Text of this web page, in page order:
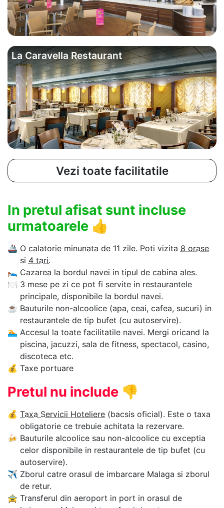
La Caravella Restaurant
Vezi toate facilitatile
In pretul afisat sunt incluse
urmatoarele 👍
🚢 O calatorie minunata de 11 zile. Poti vizita 8 orase
si 4 tari.
🛌 Cazarea la bordul navei in tipul de cabina ales.
🍽 3 mese pe zi ce pot fi servite in restaurantele
principale, disponibile la bordul navei.
☕ Bauturile non-alcoolice (apa, ceai, cafea, sucuri) in
restaurantele de tip bufet (cu autoservire).
🏊‍ Accesul la toate facilitatile navei. Mergi oricand la
piscina, jacuzzi, sala de fitness, spectacol, casino,
discoteca etc.
💰 Taxe portuare
Pretul nu include 👎
💰 Taxa Servicii Hoteliere (bacsis oficial). Este o taxa
obligatorie ce trebuie achitata la rezervare.
🍻 Bauturile alcoolice sau non-alcoolice cu exceptia
celor disponibile in restaurantele de tip bufet (cu
autoservire).
✈ Zborul catre orasul de imbarcare Malaga si zborul
de retur.
🚖 Transferul din aeroport in port in orasul de